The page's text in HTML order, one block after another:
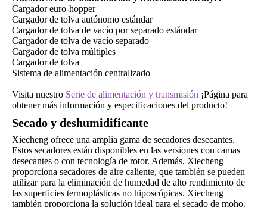
Cargador euro-hopper
Cargador de tolva autónomo estándar
Cargador de tolva de vacío por separado estándar
Cargador de tolva de vacío separado
Cargador de tolva múltiples
Cargador de tolva
Sistema de alimentación centralizado
Visita nuestro Serie de alimentación y transmisión ¡Página para
obtener más información y especificaciones del producto!
Secado y deshumidificante
Xiecheng ofrece una amplia gama de secadores desecantes.
Estos secadores están disponibles en las versiones con camas
desecantes o con tecnología de rotor. Además, Xiecheng
proporciona secadores de aire caliente, que también se pueden
utilizar para la eliminación de humedad de alto rendimiento de
las superficies termoplásticas no hiposcópicas. Xiecheng
también proporciona la solución ideal para el secado de moho.